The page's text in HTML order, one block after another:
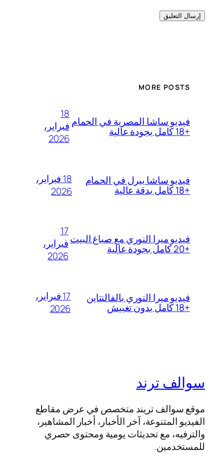
MORE POSTS
فيديو ساشا المصرية في الحمام
+18 كامل بجودة عالية
18
فبراير،
2026
فيديو ساشا بيرل في الحمام
+18 كامل بدقة عالية
18 فبراير،
2026
فيديو ميرا النوري مع صباغ البيت
+20 كامل بجودة عالية
17
فبراير،
2026
فيديو ميرا النوري بالفالنتاين
+18 كامل بدون تغبيش
17 فبراير،
2026
سوالف ترند
موقع سوالف تريند متخصص في عرض مقاطع
الفيديو المتنوعة، آخر الأخبار، أخبار المشاهير،
والترفيه، مع تحديثات يومية ومحتوى حصري
للمستخدمين.